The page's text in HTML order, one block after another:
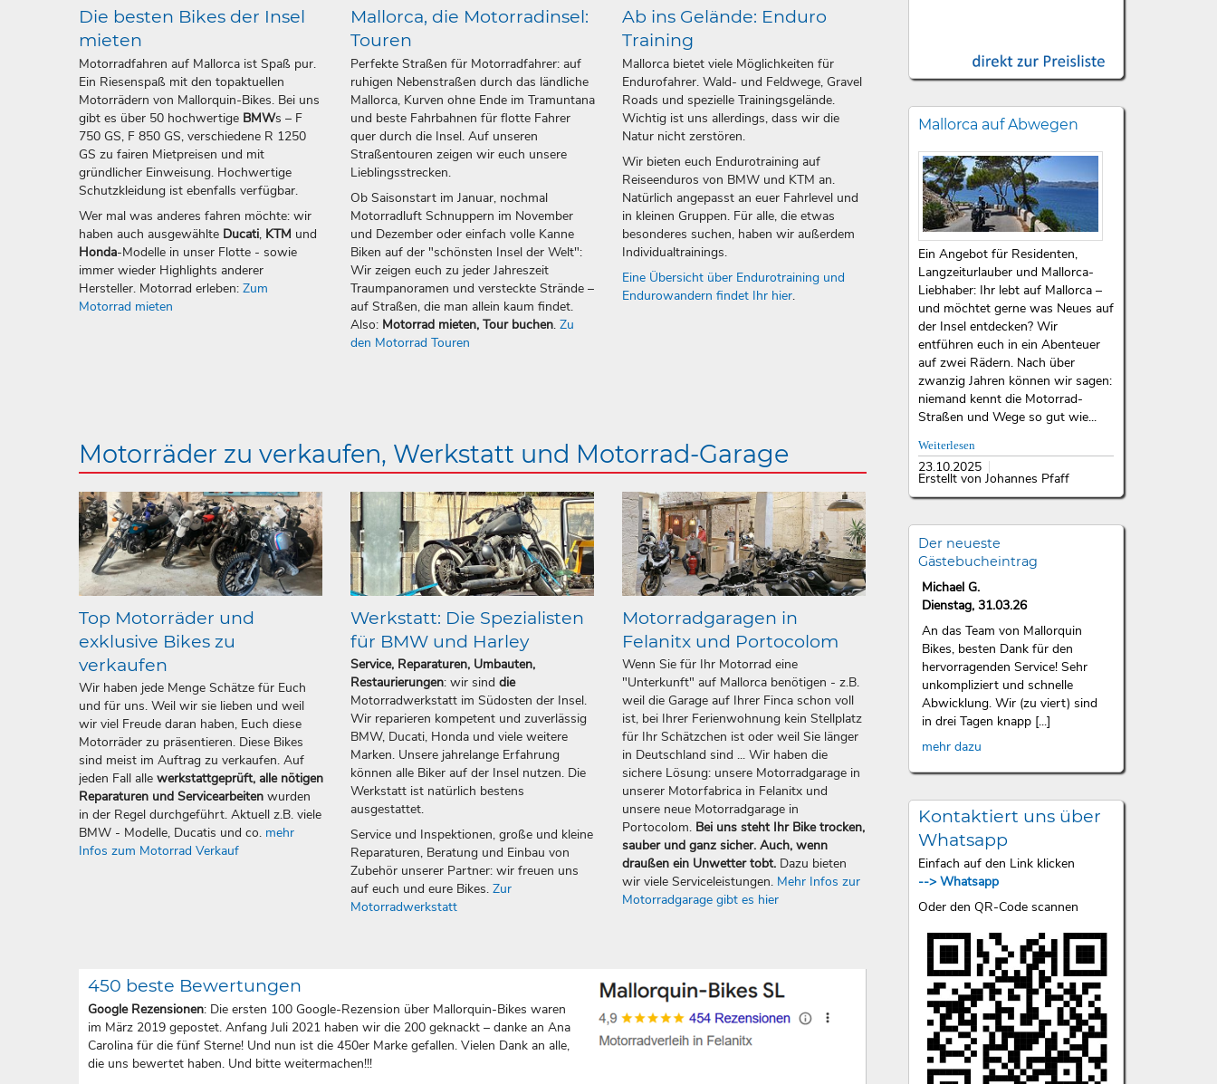
Mallorca auf Abwegen
Ein Angebot für Residenten,
Langzeiturlauber und Mallorca-
Liebhaber: Ihr lebt auf Mallorca –
und möchtet gerne was Neues auf
der Insel entdecken? Wir
entführen euch in ein Abenteuer
auf zwei Rädern. Nach über
zwanzig Jahren können wir sagen:
niemand kennt die Motorrad-
Straßen und Wege so gut wie...
Weiterlesen
23.10.2025
Erstellt von Johannes Pfaff
Der neueste
Gästebucheintrag
Michael G.
Dienstag, 31.03.26
An das Team von Mallorquin
Bikes, besten Dank für den
hervorragenden Service! Sehr
unkompliziert und schnelle
Abwicklung. Wir (zu viert) sind
in drei Tagen knapp [...]
mehr dazu
Kontaktiert uns über
Whatsapp
Einfach auf den Link klicken
--> Whatsapp
Oder den QR-Code scannen
Die besten Bikes der Insel
mieten
Motorradfahren auf Mallorca ist Spaß pur.
Ein Riesenspaß mit den topaktuellen
Motorrädern von Mallorquin-Bikes. Bei uns
gibt es über 50 hochwertige BMWs – F
750 GS, F 850 GS, verschiedene R 1250
GS zu fairen Mietpreisen und mit
gründlicher Einweisung. Hochwertige
Schutzkleidung ist ebenfalls verfügbar.
Wer mal was anderes fahren möchte: wir
haben auch ausgewählte Ducati, KTM und
Honda-Modelle in unser Flotte - sowie
immer wieder Highlights anderer
Hersteller. Motorrad erleben: Zum
Motorrad mieten
Mallorca, die Motorradinsel:
Touren
Perfekte Straßen für Motorradfahrer: auf
ruhigen Nebenstraßen durch das ländliche
Mallorca, Kurven ohne Ende im Tramuntana
und beste Fahrbahnen für flotte Fahrer
quer durch die Insel. Auf unseren
Straßentouren zeigen wir euch unsere
Lieblingsstrecken.
Ob Saisonstart im Januar, nochmal
Motorradluft Schnuppern im November
und Dezember oder einfach volle Kanne
Biken auf der "schönsten Insel der Welt":
Wir zeigen euch zu jeder Jahreszeit
Traumpanoramen und versteckte Strände –
auf Straßen, die man allein kaum findet.
Also: Motorrad mieten, Tour buchen.Zu
den Motorrad Touren
Ab ins Gelände: Enduro
Training
Mallorca bietet viele Möglichkeiten für
Endurofahrer. Wald- und Feldwege, Gravel
Roads und spezielle Trainingsgelände.
Wichtig ist uns allerdings, dass wir die
Natur nicht zerstören.
Wir bieten euch Endurotraining auf
Reiseenduros von BMW und KTM an.
Natürlich angepasst an euer Fahrlevel und
in kleinen Gruppen. Für alle, die etwas
besonderes suchen, haben wir außerdem
Individualtrainings.
Eine Übersicht über Endurotraining und
Endurowandern findet Ihr hier.
Motorräder zu verkaufen, Werkstatt und Motorrad-Garage
Top Motorräder und
exklusive Bikes zu
verkaufen
Wir haben jede Menge Schätze für Euch
und für uns. Weil wir sie lieben und weil
wir viel Freude daran haben, Euch diese
Motorräder zu präsentieren. Diese Bikes
sind meist im Auftrag zu verkaufen. Auf
jeden Fall alle werkstattgeprüft, alle nötigen
Reparaturen und Servicearbeiten wurden
in der Regel durchgeführt. Aktuell z.B. viele
BMW - Modelle, Ducatis und co. mehr
Infos zum Motorrad Verkauf
Werkstatt: Die Spezialisten
für BMW und Harley
Service, Reparaturen, Umbauten,
Restaurierungen: wir sinddie
Motorradwerkstatt im Südosten der Insel.
Wir reparieren kompetent und zuverlässig
BMW, Ducati, Honda und viele weitere
Marken. Unsere jahrelange Erfahrung
können alle Biker auf der Insel nutzen. Die
Werkstatt ist natürlich bestens
ausgestattet.
Service und Inspektionen, große und kleine
Reparaturen, Beratung und Einbau von
Zubehör unserer Partner: wir freuen uns
auf euch und eure Bikes.Zur
Motorradwerkstatt
Motorradgaragen in
Felanitx und Portocolom
Wenn Sie für Ihr Motorrad eine
"Unterkunft" auf Mallorca benötigen - z.B.
weil die Garage auf Ihrer Finca schon voll
ist, bei Ihrer Ferienwohnung kein Stellplatz
für Ihr Schätzchen ist oder weil Sie länger
in Deutschland sind ... Wir haben die
sichere Lösung: unsere Motorradgarage in
unserer Motorfabrica in Felanitx und
unsere neue Motorradgarage in
Portocolom. Bei uns steht Ihr Bike trocken,
sauber und ganz sicher. Auch, wenn
draußen ein Unwetter tobt. Dazu bieten
wir viele Serviceleistungen. Mehr Infos zur
Motorradgarage gibt es hier
450 beste Bewertungen
Google Rezensionen: Die ersten 100 Google-Rezension über Mallorquin-Bikes waren
im März 2019 gepostet. Anfang Juli 2021 haben wir die 200 geknackt – danke an Ana
Carolina für die fünf Sterne! Und nun ist die 450er Marke gefallen. Vielen Dank an alle,
die uns bewertet haben. Und bitte weitermachen!!!